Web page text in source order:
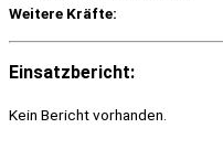
Weitere Kräfte:
Einsatzbericht:
Kein Bericht vorhanden.